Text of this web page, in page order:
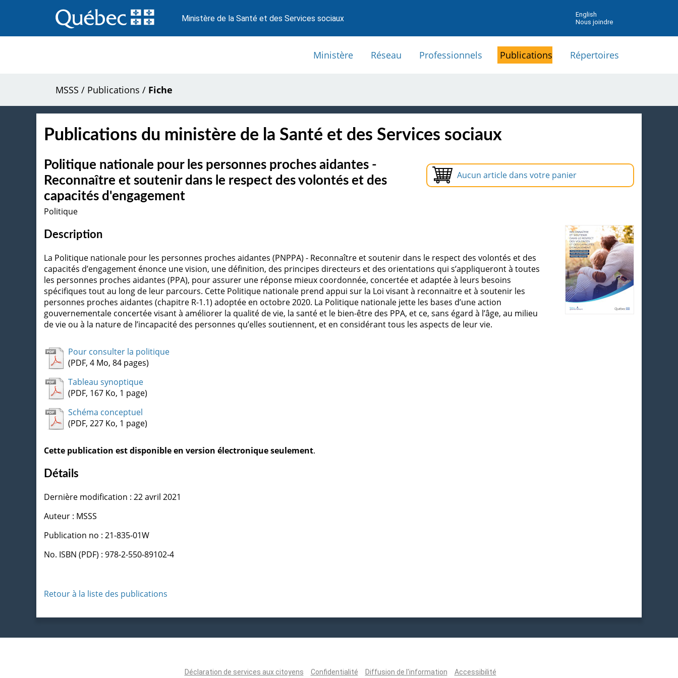
au
contenu
Ministère de la Santé et des Services sociaux
English
Nous joindre
Ministère Réseau Professionnels Publications Répertoires
MSSS / Publications / Fiche
Publications du ministère de la Santé et des Services sociaux
Aucun article dans votre panier
Politique nationale pour les personnes proches aidantes -
Reconnaître et soutenir dans le respect des volontés et des
capacités d'engagement
Politique
Description
La Politique nationale pour les personnes proches aidantes (PNPPA) - Reconnaître et soutenir dans le respect des volontés et des
capacités d’engagement énonce une vision, une définition, des principes directeurs et des orientations qui s’appliqueront à toutes
les personnes proches aidantes (PPA), pour assurer une réponse mieux coordonnée, concertée et adaptée à leurs besoins
spécifiques tout au long de leur parcours. Cette Politique nationale prend appui sur la Loi visant à reconnaitre et à soutenir les
personnes proches aidantes (chapitre R-1.1) adoptée en octobre 2020. La Politique nationale jette les bases d’une action
gouvernementale concertée visant à améliorer la qualité de vie, la santé et le bien-être des PPA, et ce, sans égard à l’âge, au milieu
de vie ou à la nature de l’incapacité des personnes qu’elles soutiennent, et en considérant tous les aspects de leur vie.
Pour consulter la politique
(PDF, 4 Mo, 84 pages)
Tableau synoptique
(PDF, 167 Ko, 1 page)
Schéma conceptuel
(PDF, 227 Ko, 1 page)
Cette publication est disponible en version électronique seulement.
Détails
Dernière modification : 22 avril 2021
Auteur : MSSS
Publication no : 21-835-01W
No. ISBN (PDF) : 978-2-550-89102-4
Retour à la liste des publications
Déclaration de services aux citoyens Confidentialité Diffusion de l'information Accessibilité